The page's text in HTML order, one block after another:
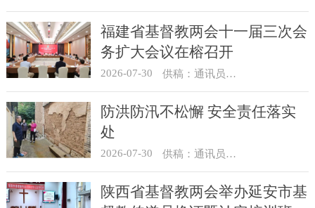
福建省基督教两会十一届三次会
务扩大会议在榕召开
2026-07-30 供稿：通讯员 杨莹莹
防洪防汛不松懈 安全责任落实
处
2026-07-30 供稿：通讯员 骆合祥
陕西省基督教两会举办延安市基